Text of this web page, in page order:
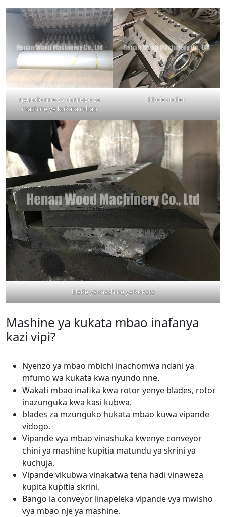
nyundo nne za shinikizo za
mashine ya kukata mbao
blades roller
blade ya mashine ya kukata
Mashine ya kukata mbao inafanya
kazi vipi?
Nyenzo ya mbao mbichi inachomwa ndani ya
mfumo wa kukata kwa nyundo nne.
Wakati mbao inafika kwa rotor yenye blades, rotor
inazunguka kwa kasi kubwa.
blades za mzunguko hukata mbao kuwa vipande
vidogo.
Vipande vya mbao vinashuka kwenye conveyor
chini ya mashine kupitia matundu ya skrini ya
kuchuja.
Vipande vikubwa vinakatwa tena hadi vinaweza
kupita kupitia skrini.
Bango la conveyor linapeleka vipande vya mwisho
vya mbao nje ya mashine.